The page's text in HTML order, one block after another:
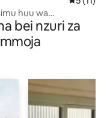
huu wa
bei nzuri za